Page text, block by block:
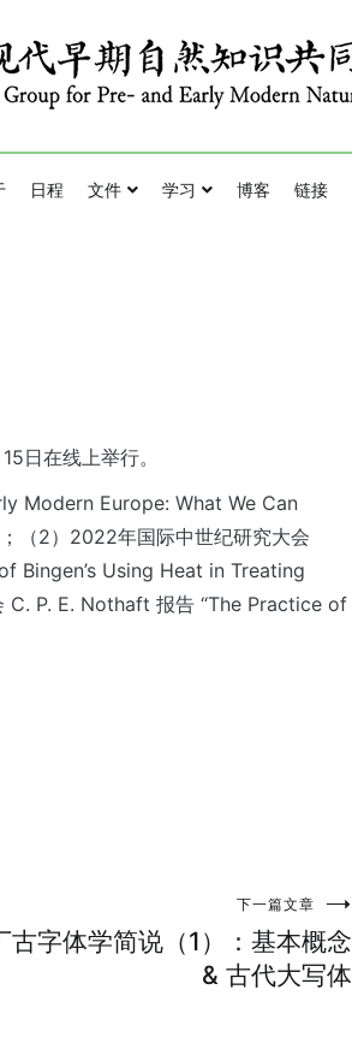
日程 文件 学习 博客 链接
日在线上举行。
Modern Europe: What We Can
（2）2022年国际中世纪研究大会
Bingen’s Using Heat in Treating
C. P. E. Nothaft 报告 “The Practice of
下一篇文章
古字体学简说（1）：基本概念
& 古代大写体